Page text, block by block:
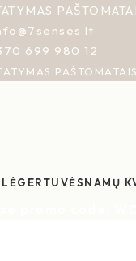
699 980 12
GERTUVĖSNAMŲ